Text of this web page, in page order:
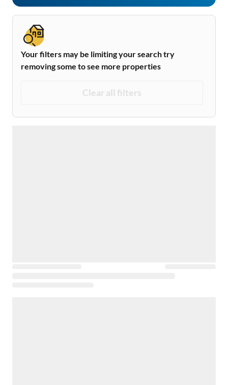
Your filters may be limiting your search try
removing some to see more properties
Clear all filters